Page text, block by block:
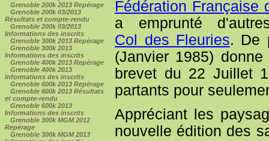
Grenoble 200k 2013 Repérage
Grenoble 200k 03/2013
Résultats et compte-rendu
Grenoble 200k 03/2013
Informations des inscrits
Grenoble 300k 2013 Repérage
Grenoble 300k 2013
Informations des inscrits
Grenoble 400k 2013 Repérage
Grenoble 400k 2013
Informations des inscrits
Grenoble 600k 2013 Repérage
Grenoble 600k 2013 Résultats
et compte-rendu
Grenoble 600k 2013
Informations des inscrits
Grenoble 300k MGM 2012
Repérage
Grenoble 300k MGM 2013
Fédération Française
a emprunté
Col des Fleuries. De
(Janvier 1985)
brevet du 22 Juillet
partants pour
Appréciant les
nouvelle édition des